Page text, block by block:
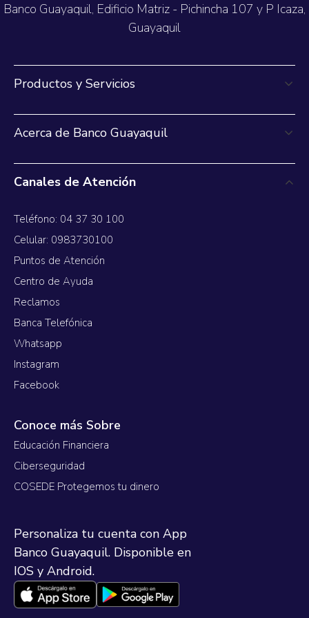
Banco Guayaquil, Edificio Matriz - Pichincha 107 y P Icaza,
Guayaquil
Productos y Servicios
Acerca de Banco Guayaquil
Canales de Atención
Teléfono: 04 37 30 100
Celular: 0983730100
Puntos de Atención
Centro de Ayuda
Reclamos
Banca Telefónica
Whatsapp
Instagram
Facebook
Conoce más Sobre
Educación Financiera
Ciberseguridad
COSEDE Protegemos tu dinero
Personaliza tu cuenta con App
Banco Guayaquil. Disponible en
IOS y Android.